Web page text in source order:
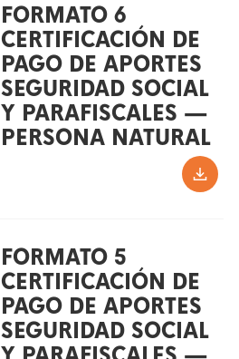
FORMATO 6
CERTIFICACIÓN DE
PAGO DE APORTES
SEGURIDAD SOCIAL
Y PARAFISCALES —
PERSONA NATURAL
FORMATO 5
CERTIFICACIÓN DE
PAGO DE APORTES
SEGURIDAD SOCIAL